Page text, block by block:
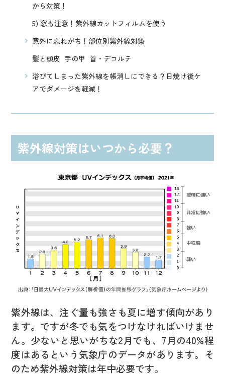
から対策！
5) 窓も注意！紫外線カットフィルムを使う
意外に忘れがち！部位別紫外線対策
髪と頭皮 手の甲 首・デコルテ
浴びてしまった紫外線を帳消しにできる？日焼け後ケ
アでダメージを軽減！
紫外線対策はいつから必要？
紫外線は、注ぐ量も強さも夏に増す傾向があり
ます。ですが冬でも気をつけなければいけませ
ん。少ないと思いがちな2月でも、7月の40%程
度はあるという気象庁のデータがあります。そ
のため紫外線対策は年中必要です。